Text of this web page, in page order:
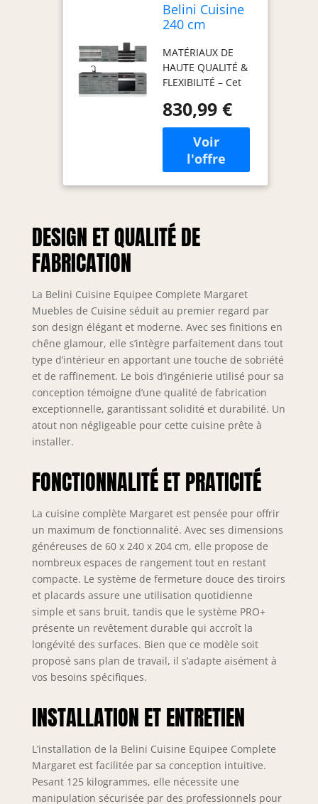
Belini Cuisine
240 cm
Plan de Travail,
Chêne
Glamour
MATÉRIAUX DE
HAUTE QUALITÉ &
FLEXIBILITÉ – Cet
meubles de
cuisine, fabriqué
en panneaux
décoratifs
Econatura
durables, séduit
gamme. Tous les
éléments sont
combinés et
positionnés
individuellement.
montage, matériel
d’installation ainsi
que plans de
travail
personnalisables
selon la
SILENT & CONFORT
– Les tiroirs
modernes de la
gamme Nexus en
finition graphite,
dotés de la
technologie Soft-
Close, assurent
une fermeture
douce et
silencieuse.
Complétés par des
charnières Soft-
et abattants.
Testés jusqu’à 60
une durabilité
maximale.
SYSTÈME NEXUS
RANGE-COUVERTS
830,99 €
DESIGN ET QUALITÉ DE
FABRICATION
La Belini Cuisine Equipee Complete Margaret
Muebles de Cuisine séduit au premier regard par
son design élégant et moderne. Avec ses finitions en
chêne glamour, elle s’intègre parfaitement dans tout
type d’intérieur en apportant une touche de sobriété
et de raffinement. Le bois d’ingénierie utilisé pour sa
conception témoigne d’une qualité de fabrication
exceptionnelle, garantissant solidité et durabilité. Un
atout non négligeable pour cette cuisine prête à
installer.
FONCTIONNALITÉ ET PRATICITÉ
La cuisine complète Margaret est pensée pour offrir
un maximum de fonctionnalité. Avec ses dimensions
généreuses de 60 x 240 x 204 cm, elle propose de
nombreux espaces de rangement tout en restant
compacte. Le système de fermeture douce des tiroirs
et placards assure une utilisation quotidienne
simple et sans bruit, tandis que le système PRO+
présente un revêtement durable qui accroît la
longévité des surfaces. Bien que ce modèle soit
proposé sans plan de travail, il s’adapte aisément à
vos besoins spécifiques.
INSTALLATION ET ENTRETIEN
L’installation de la Belini Cuisine Equipee Complete
Margaret est facilitée par sa conception intuitive.
Pesant 125 kilogrammes, elle nécessite une
manipulation sécurisée par des professionnels pour